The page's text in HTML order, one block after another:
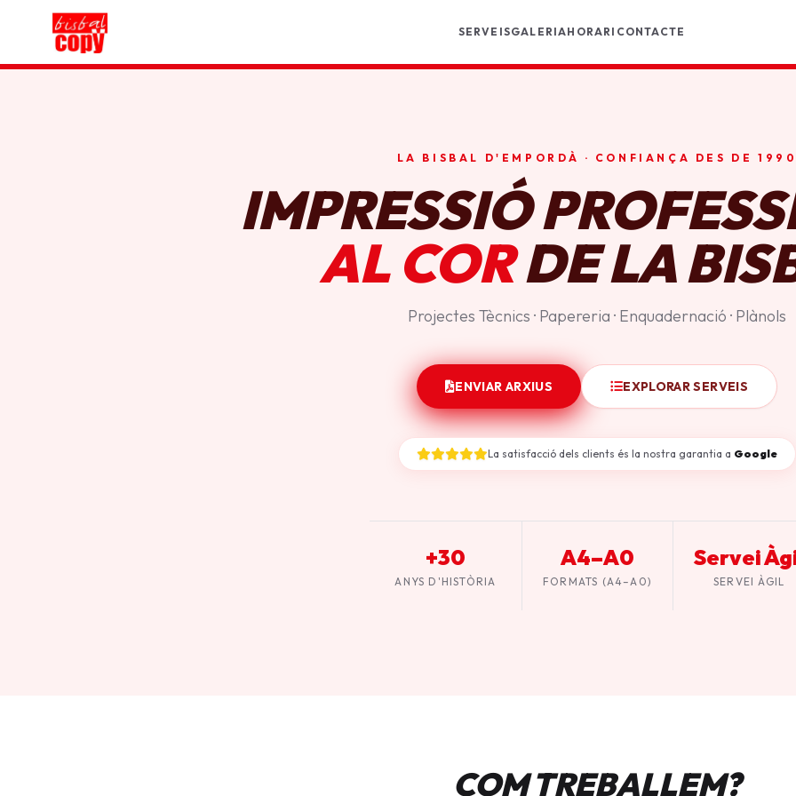
SERVEISGALERIAHORARI CONTACTE
LA BISBAL D'EMPORDÀ · CONFIANÇA DES DE
IMPRESSIÓ
AL CORDE LA
Projectes Tècnics · Papereria · Enquadernació · Plànols
ENVIAR ARXIUS EXPLORAR SERVEIS
La satisfacció dels clients és la nostra garantia a Google
+30
ANYS D'HISTÒRIA
A4–A0
FORMATS (A4–A0)
Servei
SERVEI ÀGIL
COM TREBALLEM?